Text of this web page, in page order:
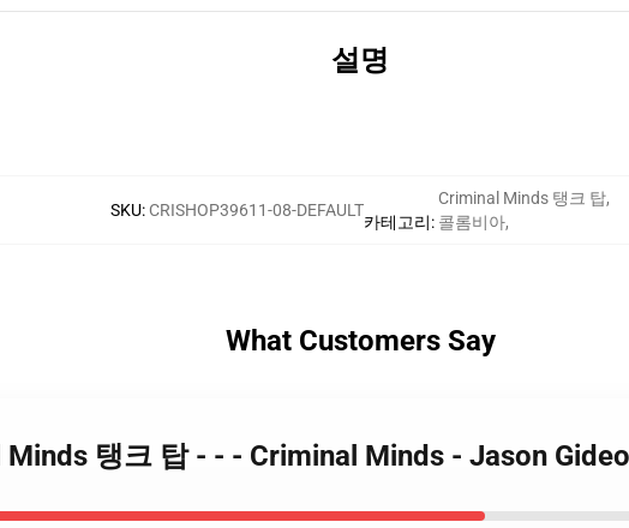
설명
SKU: CRISHOP39611-08-DEFAULT
카테고리:
Criminal Minds 탱크 탑,
콜롬비아,
What Customers Say
탱크 탑 - - - Criminal Minds - Jason